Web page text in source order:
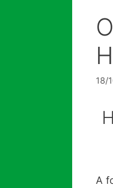
18/
A